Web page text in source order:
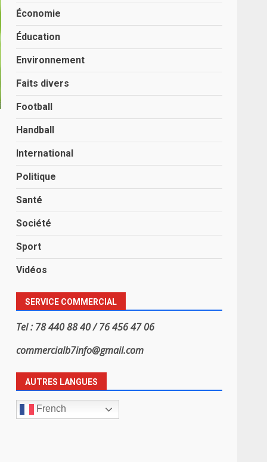
Économie
Éducation
Environnement
Faits divers
Football
Handball
International
Politique
Santé
Société
Sport
Vidéos
SERVICE COMMERCIAL
Tel : 78 440 88 40 / 76 456 47 06
commercialb7info@gmail.com
AUTRES LANGUES
French